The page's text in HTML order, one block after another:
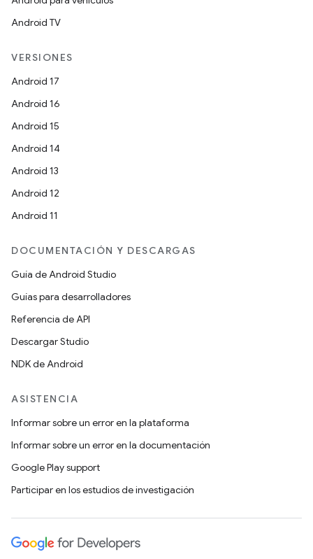
Android TV
VERSIONES
Android 17
Android 16
Android 15
Android 14
Android 13
Android 12
Android 11
DOCUMENTACIÓN Y DESCARGAS
Guía de Android Studio
Guías para desarrolladores
Referencia de API
Descargar Studio
NDK de Android
ASISTENCIA
Informar sobre un error en la plataforma
Informar sobre un error en la documentación
Google Play support
Participar en los estudios de investigación